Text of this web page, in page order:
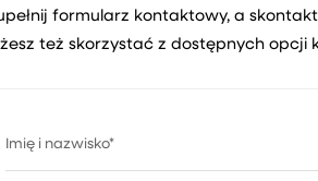
formularz kontaktowy, a
też skorzystać z dostępnych opcji